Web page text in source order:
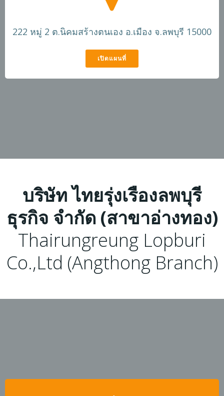
222 หมู่ 2 ต.นิคมสร้างตนเอง อ.เมือง จ.ลพบุรี 15000
เปิดแผนที่
บริษัท ไทยรุ่งเรืองลพบุรี
ธุรกิจ จำกัด (สาขาอ่างทอง)
Thairungreung Lopburi
Co.,Ltd (Angthong Branch)